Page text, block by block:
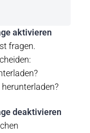
aktivieren
fragen.
deaktivieren